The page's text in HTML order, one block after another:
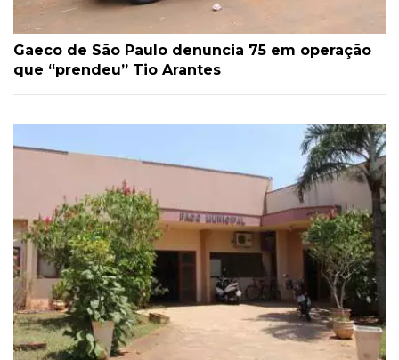
Gaeco de São Paulo denuncia 75 em operação
que “prendeu” Tio Arantes